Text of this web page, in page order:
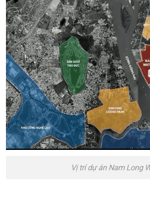
Vị trí dự án Nam Long